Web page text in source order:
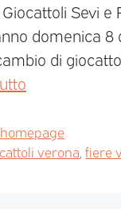
Sevi e
domenica
di
verona ,fiere